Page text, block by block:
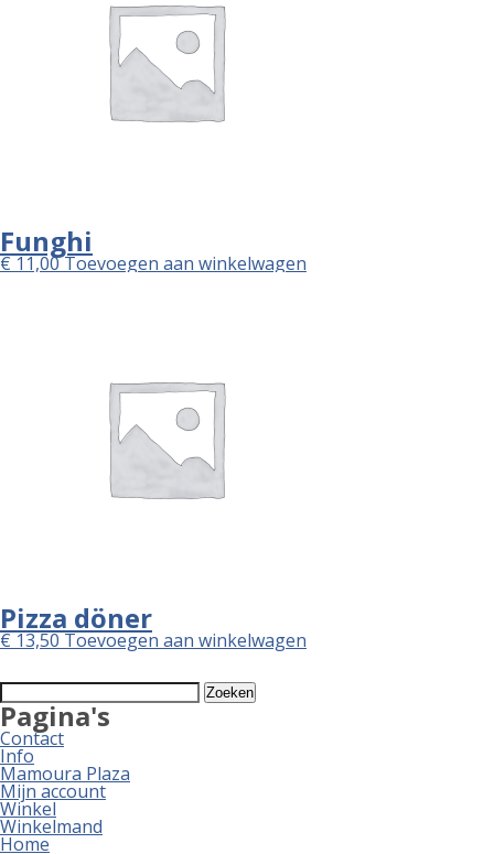
Funghi
€11,00Toevoegen aan winkelwagen
Pizza döner
€13,50Toevoegen aan winkelwagen
Zoeken
naar:
Pagina's
Contact
Info
Mamoura Plaza
Mijn account
Winkel
Winkelmand
Home